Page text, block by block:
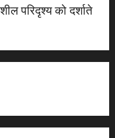
परिदृश्य को दर्शाते